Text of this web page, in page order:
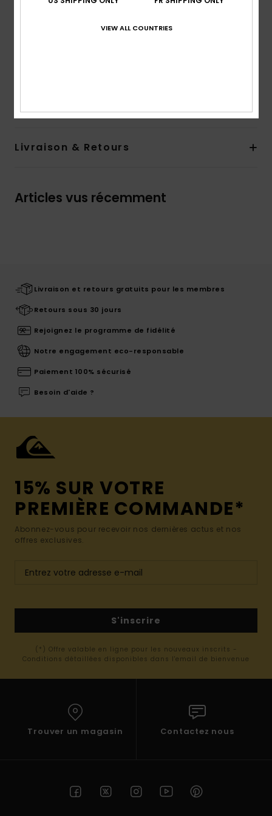
Protection UV : indice de protection solaire UPF 50
Livraison & Retours
Articles vus récemment
Livraison et retours gratuits pour les membres
Retours sous 30 jours
Rejoignez le programme de fidélité
Notre engagement eco-responsable
Paiement 100% sécurisé
Besoin d'aide ?
15% SUR VOTRE
PREMIÈRE COMMANDE*
Abonnez-vous pour recevoir nos dernières actus et nos
offres exclusives.
S'inscrire
(*) Offre valable en ligne pour les nouveaux inscrits -
Conditions détaillées disponibles dans l'email de bienvenue
Trouver un magasin Contactez nous
VIEW ALL COUNTRIES